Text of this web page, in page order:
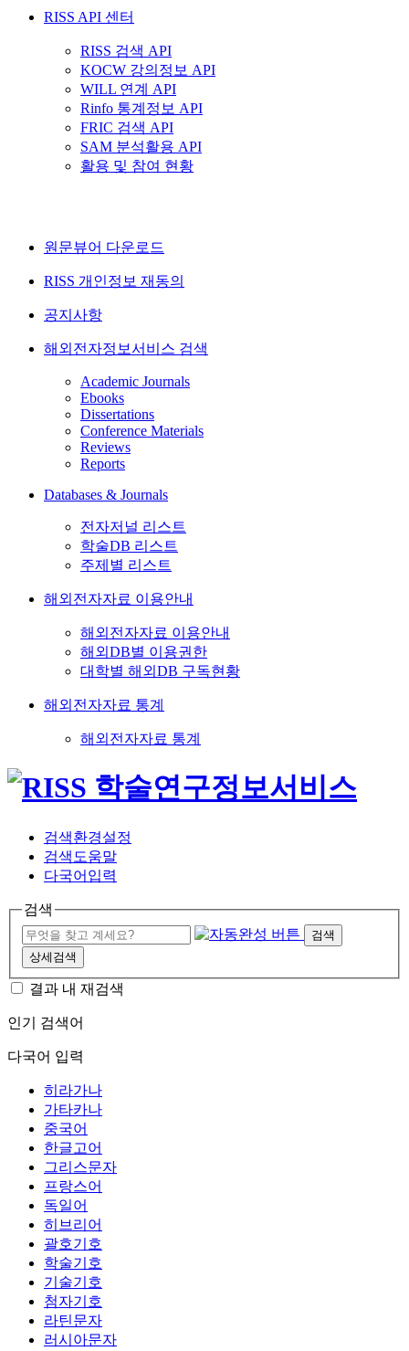
RISS API 센터
RISS 검색 API
KOCW 강의정보 API
WILL 연계 API
Rinfo 통계정보 API
FRIC 검색 API
SAM 분석활용 API
활용 및 참여 현황
원문뷰어 다운로드
RISS 개인정보 재동의
공지사항
해외전자정보서비스 검색
Academic Journals
Ebooks
Dissertations
Conference Materials
Reviews
Reports
Databases & Journals
전자저널 리스트
학술DB 리스트
주제별 리스트
해외전자자료 이용안내
해외전자자료 이용안내
해외DB별 이용권한
대학별 해외DB 구독현황
해외전자자료 통계
해외전자자료 통계
검색환경설정
검색도움말
다국어입력
검색
검색
상세검색
결과 내 재검색
인기 검색어
다국어 입력
히라가나
가타카나
중국어
한글고어
그리스문자
프랑스어
독일어
히브리어
괄호기호
학술기호
기술기호
첨자기호
라틴문자
러시아문자